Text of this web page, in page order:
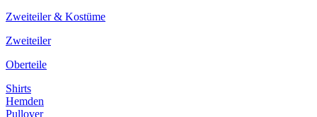
Zweiteiler & Kostüme
Zweiteiler
Oberteile
Shirts
Hemden
Pullover